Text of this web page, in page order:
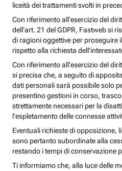
liceità dei trattamenti svolti in
Con riferimento all’esercizio del
dell’art. 21 del GDPR, Fastweb si
di ragioni oggettive per proseguire
rispetto alla richiesta
Con riferimento all’esercizio del
si precisa che, a seguito di
dati personali sarà possibile solo
presentino gestioni in corso,
strettamente necessari per la
l’espletamento delle connesse
Eventuali richieste di opposizione,
sono pertanto subordinate alla
restando i tempi di conservazione
Ti informiamo che, alla luce delle